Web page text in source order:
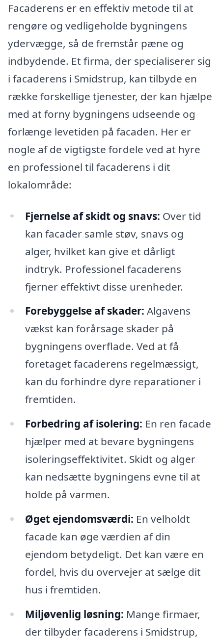
Facaderens er en effektiv metode til at
rengøre og vedligeholde bygningens
ydervægge, så de fremstår pæne og
indbydende. Et firma, der specialiserer sig
i facaderens i Smidstrup, kan tilbyde en
række forskellige tjenester, der kan hjælpe
med at forny bygningens udseende og
forlænge levetiden på facaden. Her er
nogle af de vigtigste fordele ved at hyre
en professionel til facaderens i dit
lokalområde:
Fjernelse af skidt og snavs: Over tid
kan facader samle støv, snavs og
alger, hvilket kan give et dårligt
indtryk. Professionel facaderens
fjerner effektivt disse urenheder.
Forebyggelse af skader: Algavens
vækst kan forårsage skader på
bygningens overflade. Ved at få
foretaget facaderens regelmæssigt,
kan du forhindre dyre reparationer i
fremtiden.
Forbedring af isolering: En ren facade
hjælper med at bevare bygningens
isoleringseffektivitet. Skidt og alger
kan nedsætte bygningens evne til at
holde på varmen.
Øget ejendomsværdi: En velholdt
facade kan øge værdien af din
ejendom betydeligt. Det kan være en
fordel, hvis du overvejer at sælge dit
hus i fremtiden.
Miljøvenlig løsning: Mange firmaer,
der tilbyder facaderens i Smidstrup,